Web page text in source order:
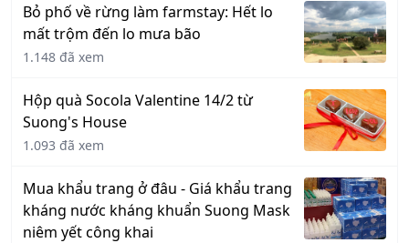
Bỏ phố về rừng làm farmstay: Hết lo
mất trộm đến lo mưa bão
1.148 đã xem
Hộp quà Socola Valentine 14/2 từ
Suong's House
1.093 đã xem
Mua khẩu trang ở đâu - Giá khẩu trang
kháng nước kháng khuẩn Suong Mask
niêm yết công khai